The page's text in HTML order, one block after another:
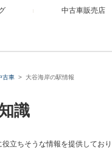
中古車販売店
古車 大谷海岸の駅情報
識
立ちそうな情報を提供してお